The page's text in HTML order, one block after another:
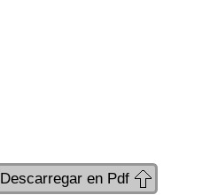
Descarregar en Pdf